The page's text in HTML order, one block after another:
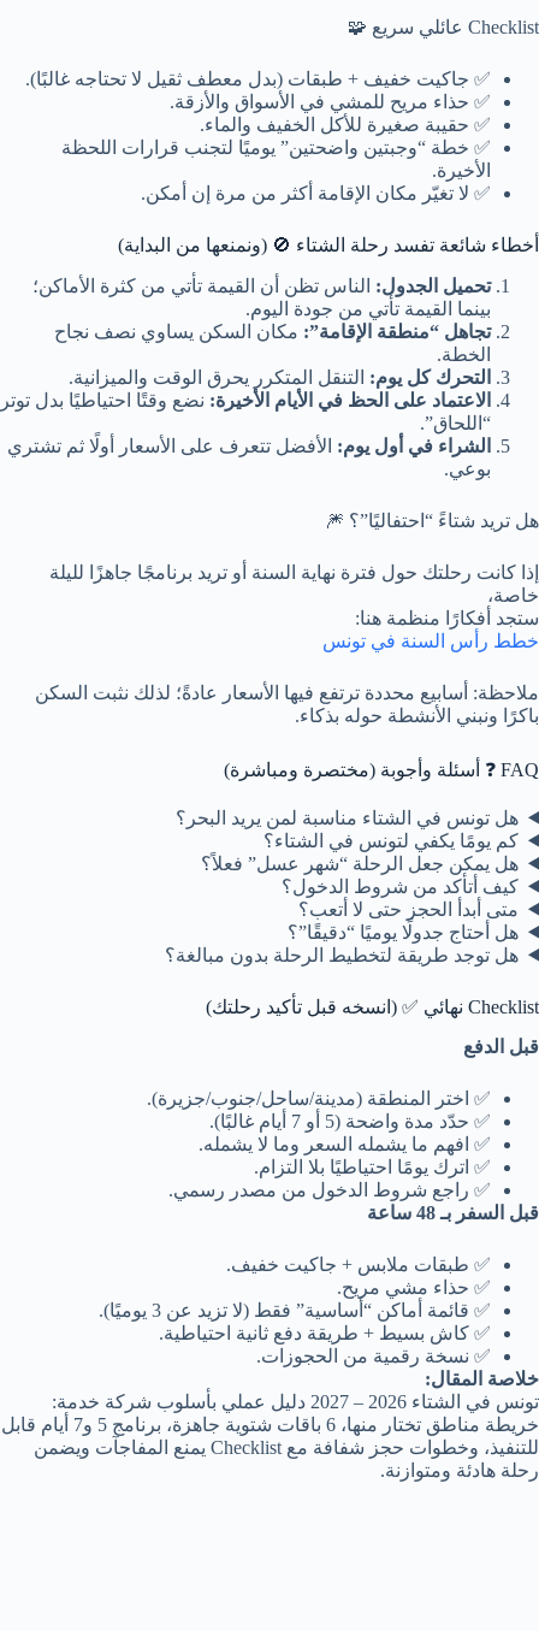
Checklist عائلي سريع 🧩
✅ جاكيت خفيف + طبقات (بدل معطف ثقيل لا تحتاجه غالبًا).
✅ حذاء مريح للمشي في الأسواق والأزقة.
✅ حقيبة صغيرة للأكل الخفيف والماء.
✅ خطة “وجبتين واضحتين” يوميًا لتجنب قرارات اللحظة
الأخيرة.
✅ لا تغيّر مكان الإقامة أكثر من مرة إن أمكن.
أخطاء شائعة تفسد رحلة الشتاء 🚫 (ونمنعها من البداية)
تحميل الجدول: الناس تظن أن القيمة تأتي من كثرة الأماكن؛
بينما القيمة تأتي من جودة اليوم.
تجاهل “منطقة الإقامة”: مكان السكن يساوي نصف نجاح
الخطة.
التحرك كل يوم: التنقل المتكرر يحرق الوقت والميزانية.
الاعتماد على الحظ في الأيام الأخيرة: نضع وقتًا احتياطيًا بدل توتر
“اللحاق”.
الشراء في أول يوم: الأفضل تتعرف على الأسعار أولًا ثم تشتري
بوعي.
هل تريد شتاءً “احتفاليًا”؟ 🎆
إذا كانت رحلتك حول فترة نهاية السنة أو تريد برنامجًا جاهزًا لليلة
خاصة،
ستجد أفكارًا منظمة هنا:
خطط رأس السنة في تونس
ملاحظة: أسابيع محددة ترتفع فيها الأسعار عادةً؛ لذلك نثبت السكن
باكرًا ونبني الأنشطة حوله بذكاء.
FAQ ❓ أسئلة وأجوبة (مختصرة ومباشرة)
هل تونس في الشتاء مناسبة لمن يريد البحر؟
كم يومًا يكفي لتونس في الشتاء؟
هل يمكن جعل الرحلة “شهر عسل” فعلاً؟
كيف أتأكد من شروط الدخول؟
متى أبدأ الحجز حتى لا أتعب؟
هل أحتاج جدولًا يوميًا “دقيقًا”؟
هل توجد طريقة لتخطيط الرحلة بدون مبالغة؟
Checklist نهائي ✅ (انسخه قبل تأكيد رحلتك)
قبل الدفع
✅ اختر المنطقة (مدينة/ساحل/جنوب/جزيرة).
✅ حدّد مدة واضحة (5 أو 7 أيام غالبًا).
✅ افهم ما يشمله السعر وما لا يشمله.
✅ اترك يومًا احتياطيًا بلا التزام.
✅ راجع شروط الدخول من مصدر رسمي.
قبل السفر بـ 48 ساعة
✅ طبقات ملابس + جاكيت خفيف.
✅ حذاء مشي مريح.
✅ قائمة أماكن “أساسية” فقط (لا تزيد عن 3 يوميًا).
✅ كاش بسيط + طريقة دفع ثانية احتياطية.
✅ نسخة رقمية من الحجوزات.
خلاصة المقال:
تونس في الشتاء 2026 – 2027 دليل عملي بأسلوب شركة خدمة:
خريطة مناطق تختار منها، 6 باقات شتوية جاهزة، برنامج 5 و7 أيام قابل
للتنفيذ، وخطوات حجز شفافة مع Checklist يمنع المفاجآت ويضمن
رحلة هادئة ومتوازنة.